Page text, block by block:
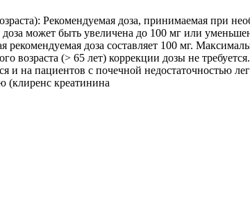
Рекомендуемая доза, принимаемая при
может быть увеличена до 100 мг или
доза составляет 100 мг.
возраста (> 65 лет) коррекции дозы не
на пациентов с почечной недостаточностью
(клиренс креатинина